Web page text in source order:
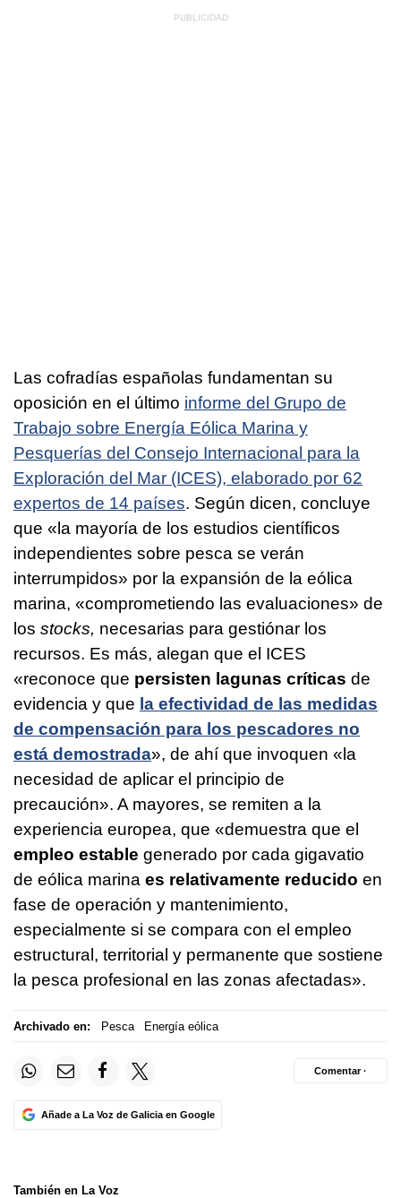
Las cofradías españolas fundamentan su
oposición en el último informe del Grupo de
Trabajo sobre Energía Eólica Marina y
Pesquerías del Consejo Internacional para la
Exploración del Mar (ICES), elaborado por 62
expertos de 14 países. Según dicen, concluye
que «la mayoría de los estudios científicos
independientes sobre pesca se verán
interrumpidos» por la expansión de la eólica
marina, «comprometiendo las evaluaciones» de
los stocks, necesarias para gestiónar los
recursos. Es más, alegan que el ICES
«reconoce que persisten lagunas críticas de
evidencia y que la efectividad de las medidas
de compensación para los pescadores no
está demostrada», de ahí que invoquen «la
necesidad de aplicar el principio de
precaución». A mayores, se remiten a la
experiencia europea, que «demuestra que el
empleo estable generado por cada gigavatio
de eólica marina es relativamente reducido en
fase de operación y mantenimiento,
especialmente si se compara con el empleo
estructural, territorial y permanente que sostiene
la pesca profesional en las zonas afectadas».
Archivado en: Pesca Energía eólica
Añade a La Voz de Galicia en Google
Comentar ·
También en La Voz